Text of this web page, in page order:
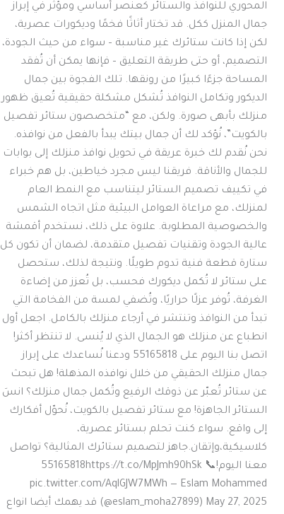
المحوري للنوافذ والستائر كعنصر أساسي ومؤثر في إبراز
جمال المنزل ككل. قد تختار أثاثًا فخمًا وديكورات عصرية،
لكن إذا كانت ستائرك غير مناسبة – سواء من حيث الجودة،
التصميم، أو حتى طريقة التعليق – فإنها يمكن أن تُفقد
المساحة جزءًا كبيرًا من رونقها. تلك الفجوة بين جمال
الديكور وتكامل النوافذ تُشكل مشكلة حقيقية تُعيق ظهور
منزلك بأبهى صورة. ولكن، مع “متخصصون ستائر تفصيل
بالكويت”، نُؤكد لك أن جمال بيتك يبدأ بالفعل من نوافذه.
نحن نُقدم لك خبرة عريقة في تحويل نوافذ منزلك إلى بوابات
للجمال والأناقة. فريقنا ليس مجرد خياطين، بل هم خبراء
في تكييف تصميم الستائر ليتناسب مع النمط العام
لمنزلك، مع مراعاة العوامل البيئية مثل اتجاه الشمس
والخصوصية المطلوبة. علاوة على ذلك، نستخدم أقمشة
عالية الجودة وتقنيات تفصيل متقدمة، لضمان أن تكون كل
ستارة قطعة فنية تدوم طويلًا. ونتيجة لذلك، ستحصل
على ستائر لا تُكمل ديكورك فحسب، بل تُعزز من إضاءة
الغرفة، تُوفر عزلًا حراريًا، وتُضفي لمسة من الفخامة التي
تبدأ من النوافذ وتنتشر في أرجاء منزلك بالكامل. اجعل أول
انطباع عن منزلك هو الجمال الذي لا يُنسى. لا تنتظر أكثر!
اتصل بنا اليوم على 55165818 ودعنا نُساعدك على إبراز
جمال منزلك الحقيقي من خلال نوافذه المذهلة! هل تبحث
عن ستائر تُعبّر عن ذوقك الرفيع وتُكمل جمال منزلك؟ انسَ
الستائر الجاهزة! مع ستائر تفصيل بالكويت، نُحوّل أفكارك
إلى واقع. سواء كنت تحلم بستائر عصرية،
كلاسيكية،وإتقان.جاهز لتصميم ستائرك المثالية؟ تواصل
معنا اليوم!📞 55165818https://t.co/MpJmh90hSk
pic.twitter.com/AqlGJW7MWh — Eslam Mohammed
(@eslam_moha27899) May 27, 2025 قد يهمك أيضا انواع